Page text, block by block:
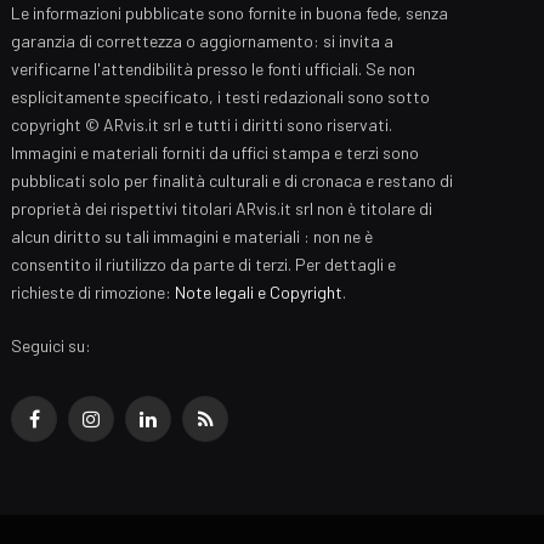
Le informazioni pubblicate sono fornite in buona fede, senza
garanzia di correttezza o aggiornamento: si invita a
verificarne l'attendibilità presso le fonti ufficiali. Se non
esplicitamente specificato, i testi redazionali sono sotto
copyright © ARvis.it srl e tutti i diritti sono riservati.
Immagini e materiali forniti da uffici stampa e terzi sono
pubblicati solo per finalità culturali e di cronaca e restano di
proprietà dei rispettivi titolari ARvis.it srl non è titolare di
alcun diritto su tali immagini e materiali : non ne è
consentito il riutilizzo da parte di terzi. Per dettagli e
richieste di rimozione: Note legali e Copyright.
Seguici su:
FacebookInstagramLinkedInRSS